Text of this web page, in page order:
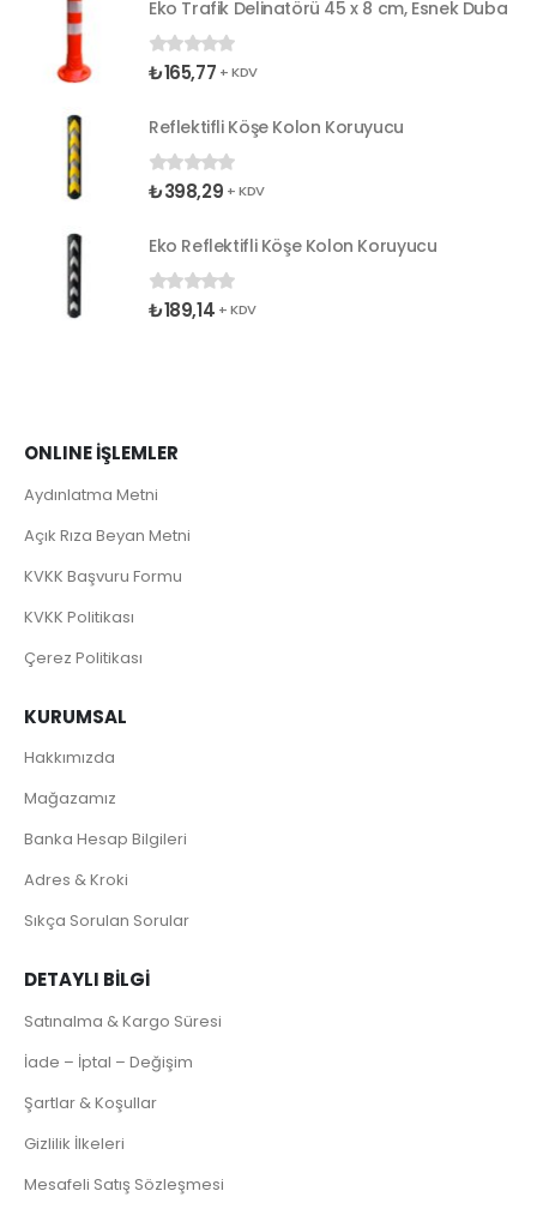
Eko Trafik Delinatörü 45 x 8 cm, Esnek Duba
05 üzerinden
₺165,77 + KDV
Reflektifli Köşe Kolon Koruyucu
05 üzerinden
₺398,29 + KDV
Eko Reflektifli Köşe Kolon Koruyucu
05 üzerinden
₺189,14 + KDV
ONLINE İŞLEMLER
Aydınlatma Metni
Açık Rıza Beyan Metni
KVKK Başvuru Formu
KVKK Politikası
Çerez Politikası
KURUMSAL
Hakkımızda
Mağazamız
Banka Hesap Bilgileri
Adres & Kroki
Sıkça Sorulan Sorular
DETAYLI BILGI
Satınalma & Kargo Süresi
İade – İptal – Değişim
Şartlar & Koşullar
Gizlilik İlkeleri
Mesafeli Satış Sözleşmesi